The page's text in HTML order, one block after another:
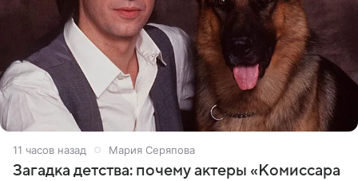
11 часов назад Мария Серяпова
Загадка детства: почему актеры «Комиссара